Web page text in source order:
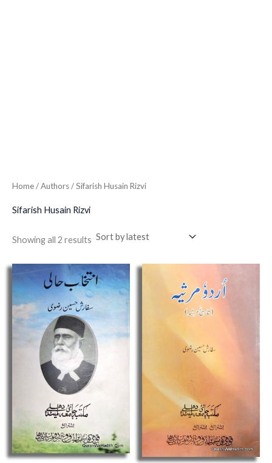
Home/ Authors / Sifarish Husain Rizvi
Sifarish Husain Rizvi
Showing all 2 results